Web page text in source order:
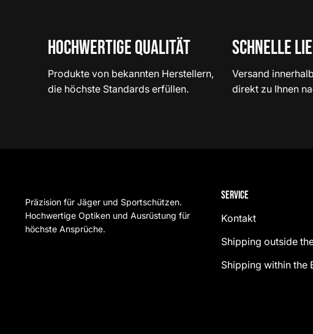
Hochwertige Qualität
Produkte von bekannten Herstellern,
die höchste Standards erfüllen.
Schnelle
Versand
direkt zu Ihnen
Präzision für Jäger und Sportschützen.
Hochwertige Optiken und Ausrüstung für
höchste Ansprüche.
Service
Kontakt
Shipping outside
Shipping within the